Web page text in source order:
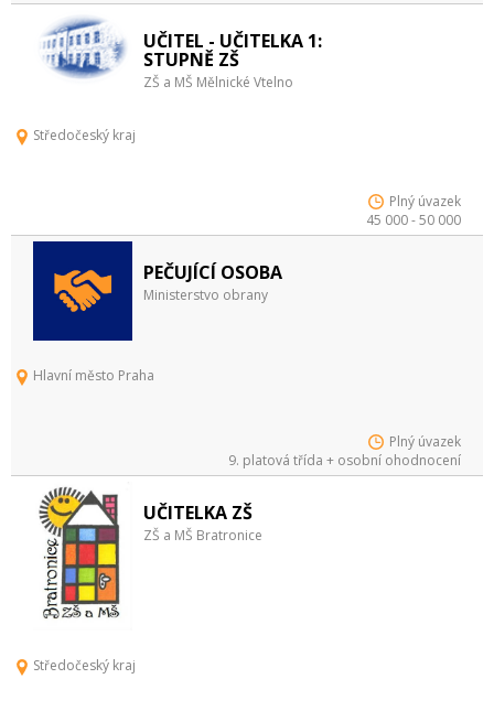
UČITEL - UČITELKA 1:
STUPNĚ ZŠ
ZŠ a MŠ Mělnické Vtelno
Středočeský kraj
Plný úvazek
45 000 - 50 000
PEČUJÍCÍ OSOBA
Ministerstvo obrany
Hlavní město Praha
Plný úvazek
9. platová třída + osobní ohodnocení
UČITELKA ZŠ
ZŠ a MŠ Bratronice
Středočeský kraj